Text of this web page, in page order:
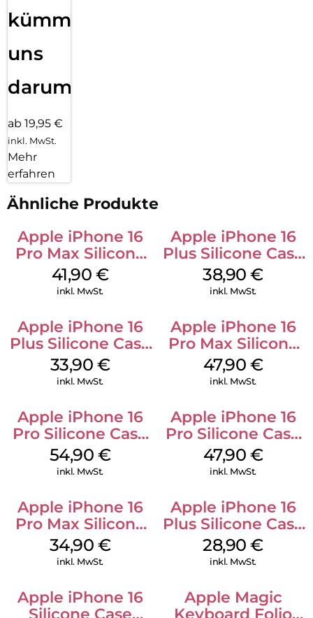
kümmern
uns
darum!
ab 19,95 €
inkl. MwSt.
Mehr
erfahren
Ähnliche Produkte
Apple iPhone 16
Pro Max Silicone
Case MagSafe
Ultramarine
41,90 €
inkl. MwSt.
Apple iPhone 16
Plus Silicone Case
MagSafe Denim
38,90€
inkl. MwSt.
Apple iPhone 16
Plus Silicone Case
MagSafe Lake
Green
33,90 €
inkl. MwSt.
Apple iPhone 16
Pro Max Silicone
Case MagSafe
Black
47,90 €
inkl. MwSt.
Apple iPhone 16
Pro Silicone Case
MagSafe Black
54,90 €
inkl. MwSt.
Apple iPhone 16
Pro Silicone Case
MagSafe Denim
47,90 €
inkl. MwSt.
Apple iPhone 16
Pro Max Silicone
Case MagSafe
Denim
34,90 €
inkl. MwSt.
Apple iPhone 16
Plus Silicone Case
MagSafe Black
28,90€
inkl. MwSt.
Apple iPhone 16
Apple Magic